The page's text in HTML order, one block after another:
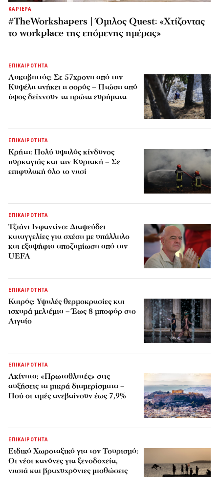
ΚΑΡΙΕΡΑ
#TheWorkshapers | Όμιλος Quest: «Χτίζοντας
το workplace της επόμενης ημέρας»
ΕΠΙΚΑΙΡΟΤΗΤΑ
Λυκαβηττός: Σε 57χρονη από την
Κυψέλη ανήκει η σορός – Πτώση από
ύψος δείχνουν τα πρώτα ευρήματα
ΕΠΙΚΑΙΡΟΤΗΤΑ
Κρήτη: Πολύ υψηλός κίνδυνος
πυρκαγιάς και την Κυριακή – Σε
επιφυλακή όλο το νησί
ΕΠΙΚΑΙΡΟΤΗΤΑ
Τζιάνι Ινφαντίνο: Διαψεύδει
καταγγελίες για σχέση με υπάλληλο
και εξαψήφια αποζημίωση από την
UEFA
ΕΠΙΚΑΙΡΟΤΗΤΑ
Καιρός: Υψηλές θερμοκρασίες και
ισχυρά μελτέμια – Έως 8 μποφόρ στο
Αιγαίο
ΕΠΙΚΑΙΡΟΤΗΤΑ
Ακίνητα: «Πρωταθλητές» στις
αυξήσεις τα μικρά διαμερίσματα –
Πού οι τιμές ανεβαίνουν έως 7,9%
ΕΠΙΚΑΙΡΟΤΗΤΑ
Ειδικό Χωροταξικό για τον Τουρισμό:
Οι νέοι κανόνες για ξενοδοχεία,
νησιά και βραχυχρόνιες μισθώσεις